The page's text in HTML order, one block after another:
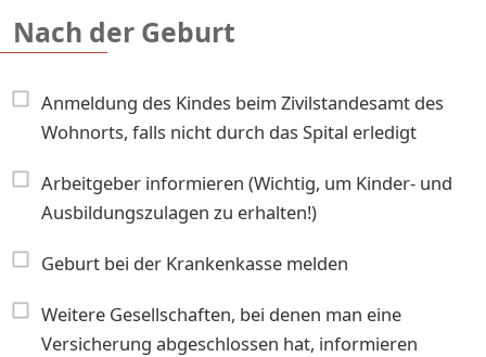
Nach der Geburt
Anmeldung des Kindes beim Zivilstandesamt des
Wohnorts, falls nicht durch das Spital erledigt
Arbeitgeber informieren (Wichtig, um Kinder- und
Ausbildungszulagen zu erhalten!)
Geburt bei der Krankenkasse melden
Weitere Gesellschaften, bei denen man eine
Versicherung abgeschlossen hat, informieren